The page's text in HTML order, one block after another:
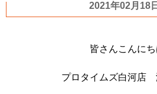
2021年02月18
皆さんこんにち
プロタイムズ白河店